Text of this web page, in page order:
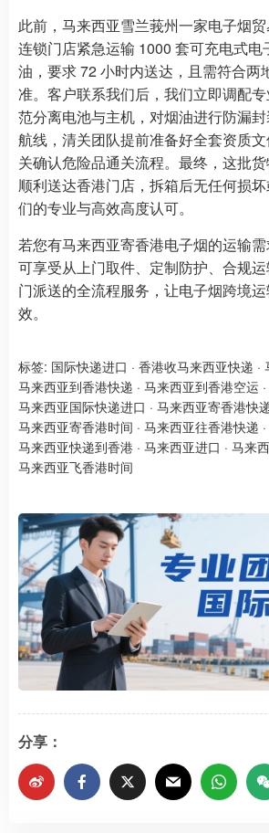
此前，马来西亚雪兰莪州一家电子烟
连锁门店紧急运输 1000 套可充电式电
油，要求 72 小时内送达，且需符合两
准。客户联系我们后，我们立即调配
范分离电池与主机，对烟油进行防漏
航线，清关团队提前准备好全套资质
关确认危险品通关流程。最终，这批
顺利送达香港门店，拆箱后无任何损
们的专业与高效高度认可。
若您有马来西亚寄香港电子烟的运输
可享受从上门取件、定制防护、合规
门派送的全流程服务，让电子烟跨境
效。
标签: 国际快递进口 · 香港收马来西亚快递 ·
马来西亚到香港快递 · 马来西亚到香港空运 ·
马来西亚国际快递进口 · 马来西亚寄香港快
马来西亚寄香港时间 · 马来西亚往香港快递 ·
马来西亚快递到香港 · 马来西亚进口 · 马来
马来西亚飞香港时间
分享：